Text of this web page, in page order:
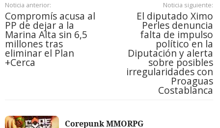
Noticia anterior:
Compromís acusa al
PP de dejar a la
Marina Alta sin 6,5
millones tras
eliminar el Plan
+Cerca
Noticia siguiente:
El diputado Ximo
Perles denuncia
falta de impulso
político en la
Diputación y alerta
sobre posibles
irregularidades con
Proaguas
Costablanca
Corepunk MMORPG